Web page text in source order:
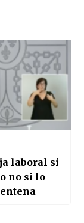
laboral si
no si lo